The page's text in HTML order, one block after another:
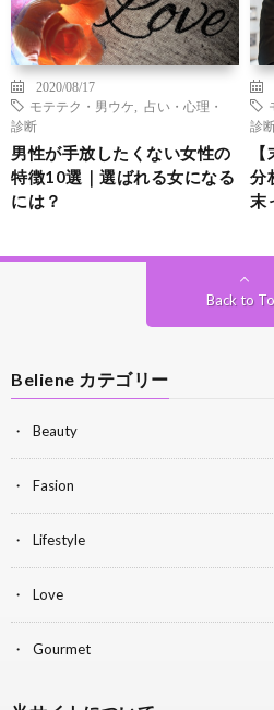
2020/08/17
モテテク・男ウケ
占い・心理・
診断
男性が手放したくない女性の
特徴10選｜選ばれる女になる
には？
診
分
末
Back to
Beliene カテゴリー
Beauty
Fasion
Lifestyle
Love
Gourmet